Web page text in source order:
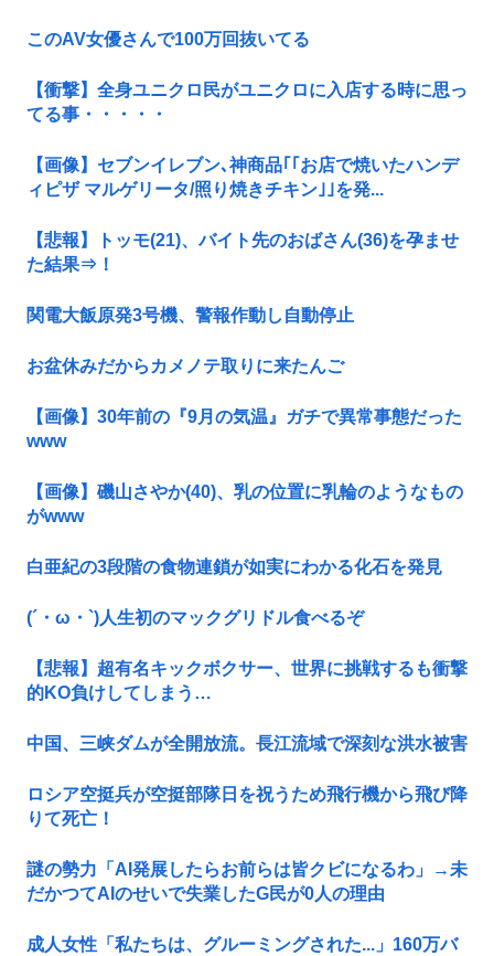
このAV女優さんで100万回抜いてる
【衝撃】全身ユニクロ民がユニクロに入店する時に思っ
てる事・・・・・
【画像】セブンイレブン､神商品｢｢お店で焼いたハンデ
ィピザ マルゲリータ/照り焼きチキン｣｣を発...
【悲報】トッモ(21)、バイト先のおばさん(36)を孕ませ
た結果⇒！
関電大飯原発3号機、警報作動し自動停止
お盆休みだからカメノテ取りに来たんご
【画像】30年前の『9月の気温』ガチで異常事態だった
www
【画像】磯山さやか(40)、乳の位置に乳輪のようなもの
がwww
白亜紀の3段階の食物連鎖が如実にわかる化石を発見
(´・ω・`)人生初のマックグリドル食べるぞ
【悲報】超有名キックボクサー、世界に挑戦するも衝撃
的KO負けしてしまう…
中国、三峡ダムが全開放流。長江流域で深刻な洪水被害
ロシア空挺兵が空挺部隊日を祝うため飛行機から飛び降
りて死亡！
謎の勢力「AI発展したらお前らは皆クビになるわ」→未
だかつてAIのせいで失業したG民が0人の理由
成人女性「私たちは、グルーミングされた...」160万バ